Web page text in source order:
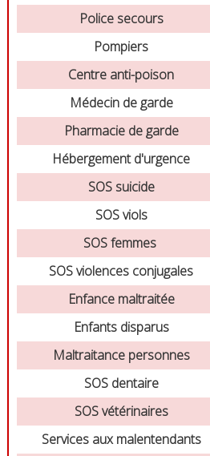
Police secours
Pompiers
Centre anti-poison
Médecin de garde
Pharmacie de garde
Hébergement d'urgence
SOS suicide
SOS viols
SOS femmes
SOS violences conjugales
Enfance maltraitée
Enfants disparus
Maltraitance personnes
SOS dentaire
SOS vétérinaires
Services aux malentendants